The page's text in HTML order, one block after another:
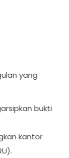
yang
bukti
kantor